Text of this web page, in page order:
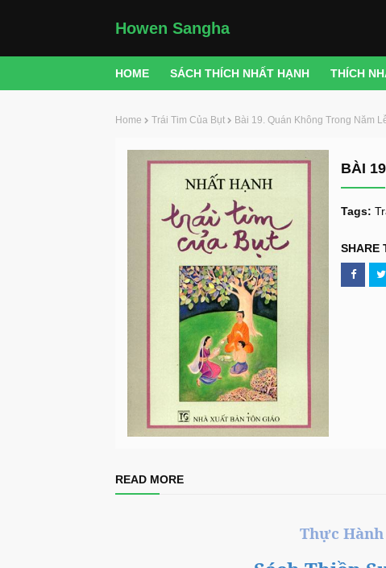
Howen Sangha
HOME SÁCH THÍCH NHẤT HẠNH THÍCH
Home Trái Tim Của Bụt Bài 19. Quán Không Trong Năm
BÀI
Tags:
SHARE
READ MORE
Thực Hành